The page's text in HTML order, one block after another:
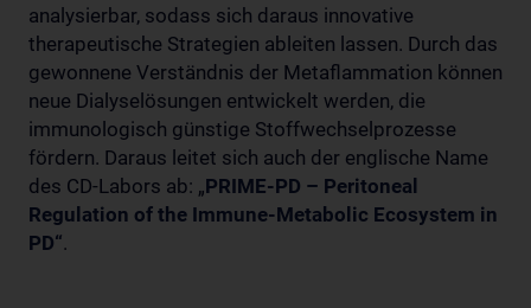
analysierbar, sodass sich daraus innovative
therapeutische Strategien ableiten lassen. Durch das
gewonnene Verständnis der Metaflammation können
neue Dialyselösungen entwickelt werden, die
immunologisch günstige Stoffwechselprozesse
fördern. Daraus leitet sich auch der englische Name
des CD-Labors ab: „PRIME-PD – Peritoneal
Regulation of the Immune-Metabolic Ecosystem in
PD“.